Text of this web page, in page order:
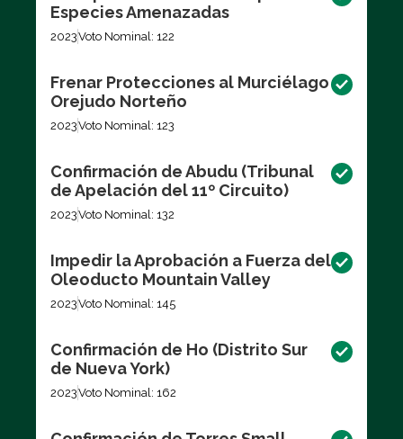
Especies Amenazadas
2023Voto Nominal: 122
Frenar Protecciones al Murciélago
Orejudo Norteño
2023Voto Nominal: 123
Confirmación de Abudu (Tribunal
de Apelación del 11º Circuito)
2023Voto Nominal: 132
Impedir la Aprobación a Fuerza del
Oleoducto Mountain Valley
2023Voto Nominal: 145
Confirmación de Ho (Distrito Sur
de Nueva York)
2023Voto Nominal: 162